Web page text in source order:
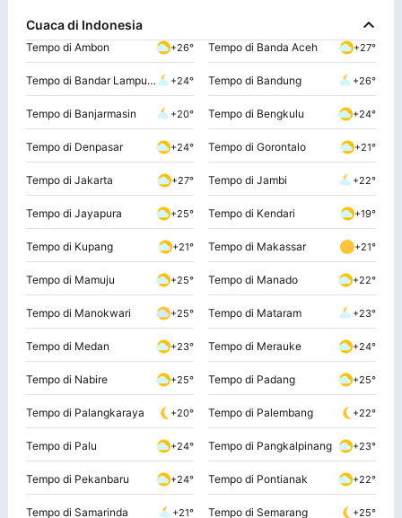
Cuaca di Indonesia
Tempo di Ambon +26° Tempo di Banda Aceh +27°
Tempo di Bandar Lampung +24° Tempo di Bandung +26°
Tempo di Banjarmasin +20° Tempo di Bengkulu +24°
Tempo di Denpasar +24° Tempo di Gorontalo +21°
Tempo di Jakarta +27° Tempo di Jambi +22°
Tempo di Jayapura +25° Tempo di Kendari +19°
Tempo di Kupang +21° Tempo di Makassar +21°
Tempo di Mamuju +25° Tempo di Manado +22°
Tempo di Manokwari +25° Tempo di Mataram +23°
Tempo di Medan +23° Tempo di Merauke +24°
Tempo di Nabire +25° Tempo di Padang +25°
Tempo di Palangkaraya +20° Tempo di Palembang +22°
Tempo di Palu +24° Tempo di Pangkalpinang +23°
Tempo di Pekanbaru +24° Tempo di Pontianak +22°
Tempo di Samarinda +21° Tempo di Semarang +25°